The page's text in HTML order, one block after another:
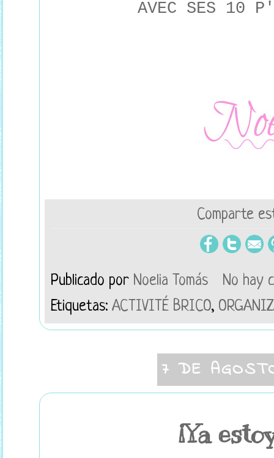
AVEC SES 10
Comparte
Publicado por Noelia Tomás
No hay
Etiquetas: ACTIVITÉ BRICO,
7 DE
¡Ya